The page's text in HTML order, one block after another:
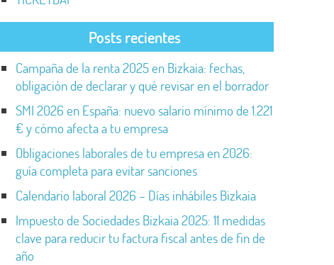
Posts recientes
Campaña de la renta 2025 en Bizkaia: fechas,
obligación de declarar y qué revisar en el borrador
SMI 2026 en España: nuevo salario mínimo de 1.221
€ y cómo afecta a tu empresa
Obligaciones laborales de tu empresa en 2026:
guía completa para evitar sanciones
Calendario laboral 2026 – Días inhábiles Bizkaia
Impuesto de Sociedades Bizkaia 2025: 11 medidas
clave para reducir tu factura fiscal antes de fin de
año